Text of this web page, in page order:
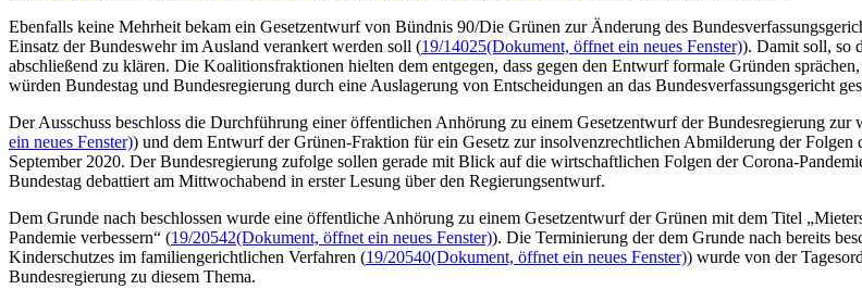
Ebenfalls keine Mehrheit bekam ein Gesetzentwurf von Bündnis 90/Die Grünen zur Änderung des
Einsatz der Bundeswehr im Ausland verankert werden soll (19/14025(Dokument, öffnet ein neues Fenster)). Damit soll, so
abschließend zu klären. Die Koalitionsfraktionen hielten dem entgegen, dass gegen den Entwurf formale Gründen
würden Bundestag und Bundesregierung durch eine Auslagerung von Entscheidungen an das Bundesverfassungsgericht
Der Ausschuss beschloss die Durchführung einer öffentlichen Anhörung zu einem Gesetzentwurf der Bundesregierung zur
ein neues Fenster)) und dem Entwurf der Grünen-Fraktion für ein Gesetz zur insolvenzrechtlichen Abmilderung der
September 2020. Der Bundesregierung zufolge sollen gerade mit Blick auf die wirtschaftlichen Folgen der Corona-
Bundestag debattiert am Mittwochabend in erster Lesung über den Regierungsentwurf.
Dem Grunde nach beschlossen wurde eine öffentliche Anhörung zu einem Gesetzentwurf der Grünen mit dem Titel
Pandemie verbessern“ (19/20542(Dokument, öffnet ein neues Fenster)). Die Terminierung der dem Grunde nach bereits
Kinderschutzes im familiengerichtlichen Verfahren (19/20540(Dokument, öffnet ein neues Fenster)) wurde von der
Bundesregierung zu diesem Thema.